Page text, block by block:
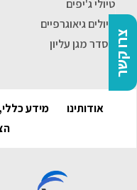
צרו קשר
טיולי ג'יפים
טיולים גיאוגרפיים
הסדר מגן עליון
אודותינו מידע